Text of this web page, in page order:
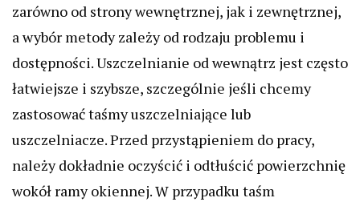
zarówno od strony wewnętrznej, jak i zewnętrznej,
a wybór metody zależy od rodzaju problemu i
dostępności. Uszczelnianie od wewnątrz jest często
łatwiejsze i szybsze, szczególnie jeśli chcemy
zastosować taśmy uszczelniające lub
uszczelniacze. Przed przystąpieniem do pracy,
należy dokładnie oczyścić i odtłuścić powierzchnię
wokół ramy okiennej. W przypadku taśm